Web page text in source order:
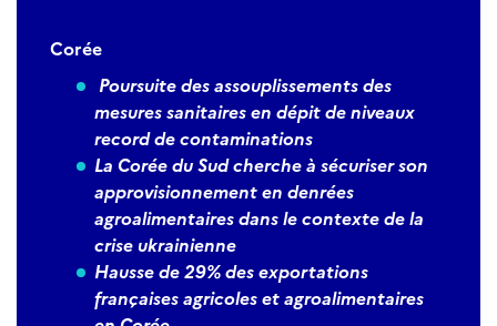
Corée
Poursuite des assouplissements des
mesures sanitaires en dépit de niveaux
record de contaminations
La Corée du Sud cherche à sécuriser son
approvisionnement en denrées
agroalimentaires dans le contexte de la
crise ukrainienne
Hausse de 29% des exportations
françaises agricoles et agroalimentaires